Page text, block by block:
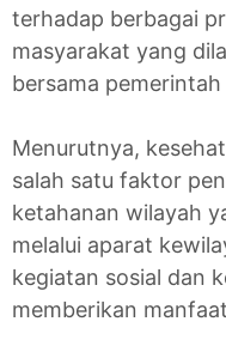
terhadap berbagai
masyarakat yang
bersama
Menurutnya,
salah satu faktor
ketahanan wilayah
melalui aparat
kegiatan sosial dan
memberikan